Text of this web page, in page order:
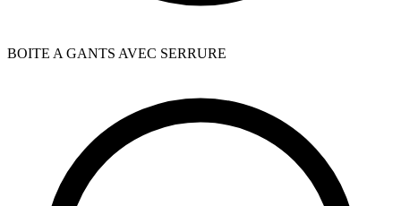
BOITE A GANTS AVEC SERRURE